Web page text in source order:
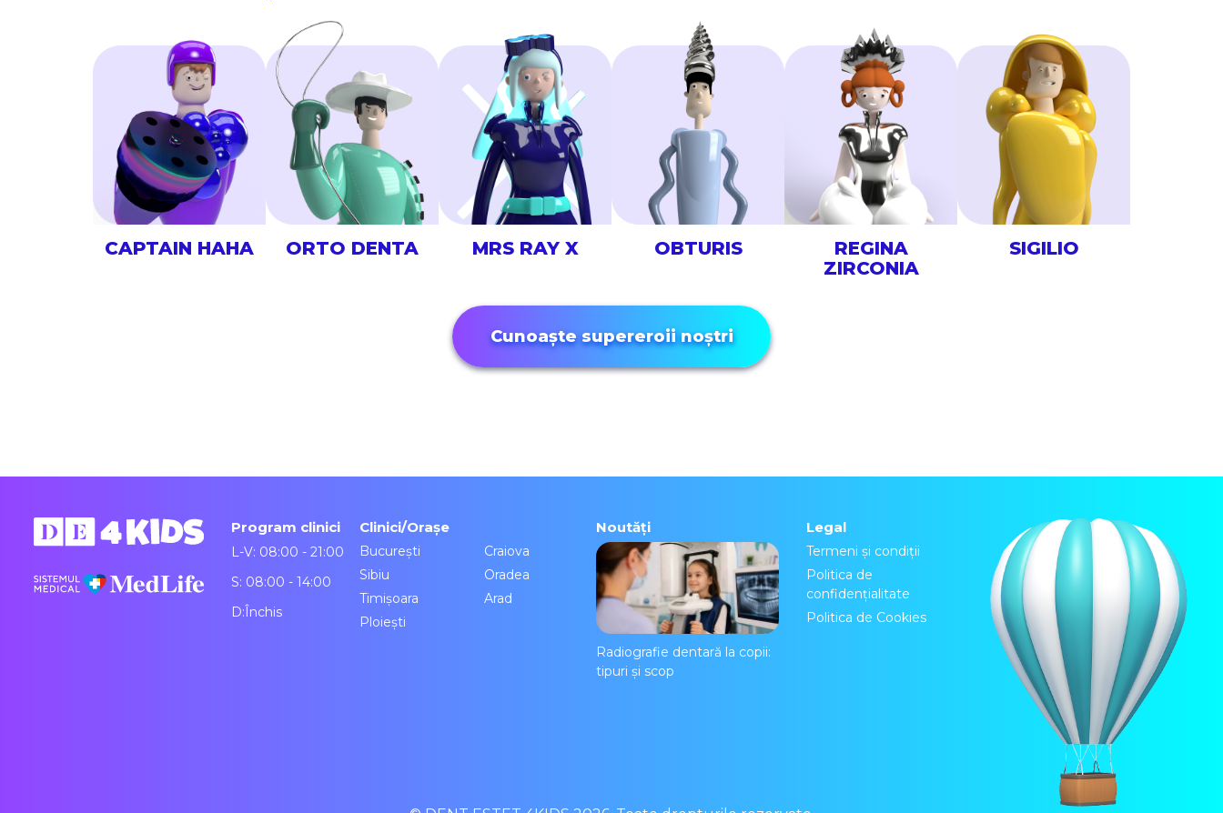
CAPTAIN HAHA ORTO DENTA MRS RAY X OBTURIS
REGINA
ZIRCONIA
SIGILIO
Cunoaște supereroii noștri
Program clinici
L-V: 08:00 - 21:00
S: 08:00 - 14:00
D:Închis
Clinici/Orașe
București
Sibiu
Timișoara
Ploiești
Craiova
Oradea
Arad
Noutăți
Radiografie dentară la copii:
tipuri și scop
Legal
Termeni și condiții
Politica de
confidențialitate
Politica de Cookies